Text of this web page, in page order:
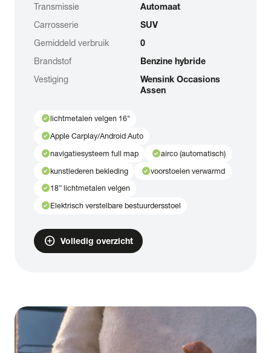
Transmissie
Automaat
Carrosserie
SUV
Gemiddeld verbruik
0
Brandstof
Benzine hybride
Vestiging
Wensink Occasions
Assen
check_circlelichtmetalen velgen 16"
check_circleApple Carplay/Android Auto
check_circlenavigatiesysteem full map check_circleairco (automatisch)
check_circlekunstlederen bekleding check_circlevoorstoelen verwarmd
check_circle18” lichtmetalen velgen
check_circleElektrisch verstelbare bestuurdersstoel
add_circle Volledig overzicht